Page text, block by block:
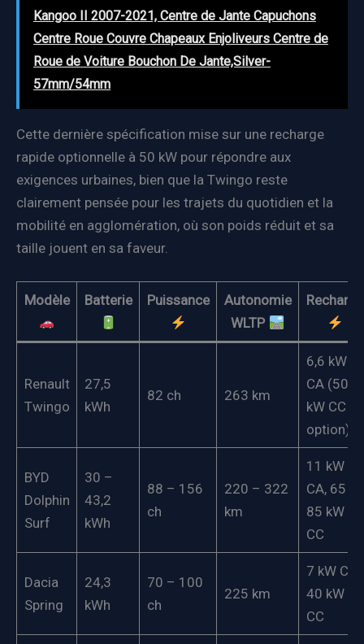
Kangoo II 2007-2021, Centre de Jante Capuchons
Centre Roue Couvre Chapeaux Enjoliveurs Centre de
Roue de Voiture Bouchon De Jante,Silver-
57mm/54mm
Cette dernière spécification mise sur une recharge
rapide optionnelle à 50 kW pour répondre aux
exigences urbaines, bien que la Twingo reste
clairement pensée pour les trajets du quotidien et la
mobilité en agglomération, où son poids réduit et sa
taille jouent en sa faveur.
Modèle Batterie Puissance
Autonomie
WLTP
Recharge
Renault
Twingo
27,5
kWh
82 ch 263 km
6,6 kW
CA (50
kW CC
option)
BYD
Dolphin
Surf
30 –
43,2
kWh
88 – 156
ch
220 – 322
km
11 kW
CA, 65 –
85 kW
CC
Dacia
Spring
24,3
kWh
70 – 100
ch
225 km
7 kW CA,
40 kW
CC